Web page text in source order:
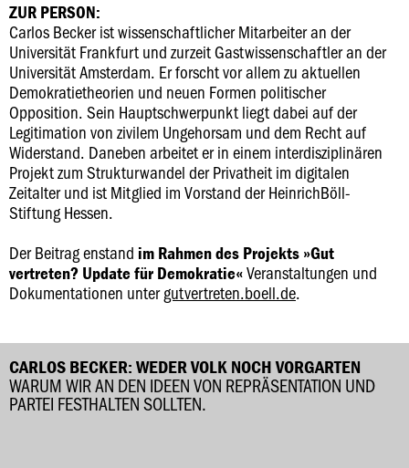
ZUR PERSON:
Carlos Becker ist wissenschaftlicher Mitarbeiter an der
Universität Frankfurt und zurzeit Gastwissenschaftler an der
Universität Amsterdam. Er forscht vor allem zu aktuellen
Demokratietheorien und neuen Formen politischer
Opposition. Sein Hauptschwerpunkt liegt dabei auf der
Legitimation von zivilem Ungehorsam und dem Recht auf
Widerstand. Daneben arbeitet er in einem interdisziplinären
Projekt zum Strukturwandel der Privatheit im digitalen
Zeitalter und ist Mitglied im Vorstand der HeinrichBöll-
Stiftung Hessen.
Der Beitrag enstand im Rahmen des Projekts »Gut
vertreten? Update für Demokratie«Veranstaltungen und
Dokumentationen untergutvertreten.boell.de.
CARLOS BECKER: WEDER VOLK NOCH VORGARTEN
WARUM WIR AN DEN IDEEN VON REPRÄSENTATION UND
PARTEI FESTHALTEN SOLLTEN.